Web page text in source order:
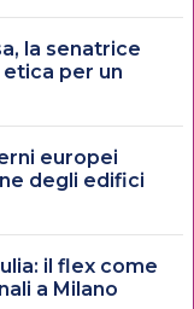
la senatrice
etica per un
europei
degli edifici
il flex come
a Milano